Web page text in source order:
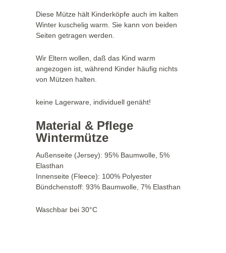
Diese Mütze hält Kinderköpfe auch im kalten
Winter kuschelig warm. Sie kann von beiden
Seiten getragen werden.
Wir Eltern wollen, daß das Kind warm
angezogen ist, während Kinder häufig nichts
von Mützen halten.
keine Lagerware, individuell genäht!
Material & Pflege
Wintermütze
Außenseite (Jersey): 95% Baumwolle, 5%
Elasthan
Innenseite (Fleece): 100% Polyester
Bündchenstoff: 93% Baumwolle, 7% Elasthan
Waschbar bei 30°C